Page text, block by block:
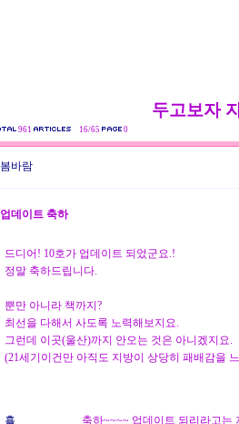
두고보자
961 16/65 0
봄바람
업데이트 축하
드디어! 10호가 업데이트 되었군요.!
정말 축하드립니다.
뿐만 아니라 책까지?
최선을 다해서 사도록 노력해보지요.
그런데 이곳(울산)까지 안오는 것은 아니겠지요.
(21세기이건만 아직도 지방이 상당히 패배감을
횰 축하~~~~ 업데이트 되리라고는